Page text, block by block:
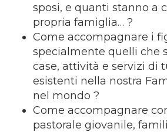
sposi, e quanti stanno a
propria famiglia… ?
Come accompagnare i
specialmente quelli che
case, attività e servizi di
esistenti nella nostra
nel mondo ?
Come accompagnare
pastorale giovanile,